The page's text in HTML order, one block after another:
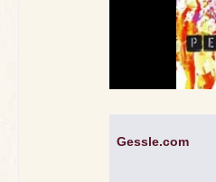
Gessle.com